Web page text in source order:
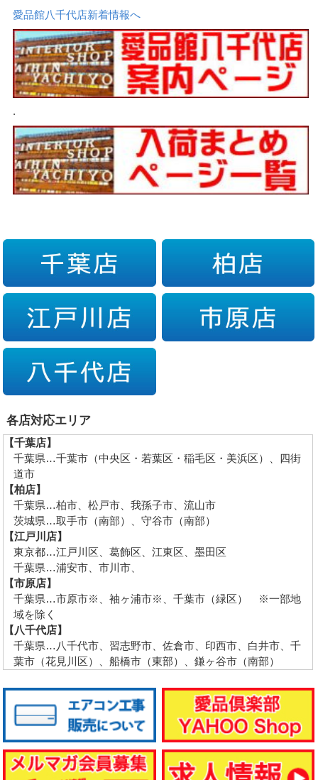
愛品館八千代店新着情報へ
.
各店対応エリア
【千葉店】
千葉県…千葉市（中央区・若葉区・稲毛区・美浜区）、四街
道市
【柏店】
千葉県…柏市、松戸市、我孫子市、流山市
茨城県…取手市（南部）、守谷市（南部）
【江戸川店】
東京都…江戸川区、葛飾区、江東区、墨田区
千葉県…浦安市、市川市、
【市原店】
千葉県…市原市※、袖ヶ浦市※、千葉市（緑区） ※一部地
域を除く
【八千代店】
千葉県…八千代市、習志野市、佐倉市、印西市、白井市、千
葉市（花見川区）、船橋市（東部）、鎌ヶ谷市（南部）